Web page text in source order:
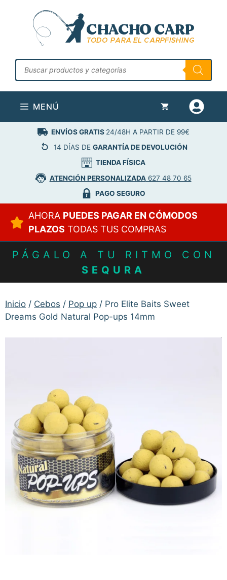
contenido
Búsqueda
de
productos
MENÚ
ENVÍOS GRATIS 24/48H A PARTIR DE 99€
14 DÍAS DE GARANTÍA DE DEVOLUCIÓN
TIENDA FÍSICA
ATENCIÓN PERSONALIZADA627 48 70 65
PAGO SEGURO
AHORA PUEDES PAGAR EN CÓMODOS
PLAZOS TODAS TUS COMPRAS
PÁGALO A TU RITMO CON
SEQURA
Inicio / Cebos / Pop up / Pro Elite Baits Sweet
Dreams Gold Natural Pop-ups 14mm